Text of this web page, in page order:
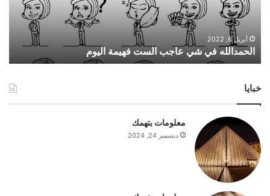
ي
ي
ع
ب
ا
ل
أبريل 6, 2022
الحمدالله في شي عاجب الست فهيمة اليوم
خبايا
معلومات بتهمك
ديسمبر 24, 2024